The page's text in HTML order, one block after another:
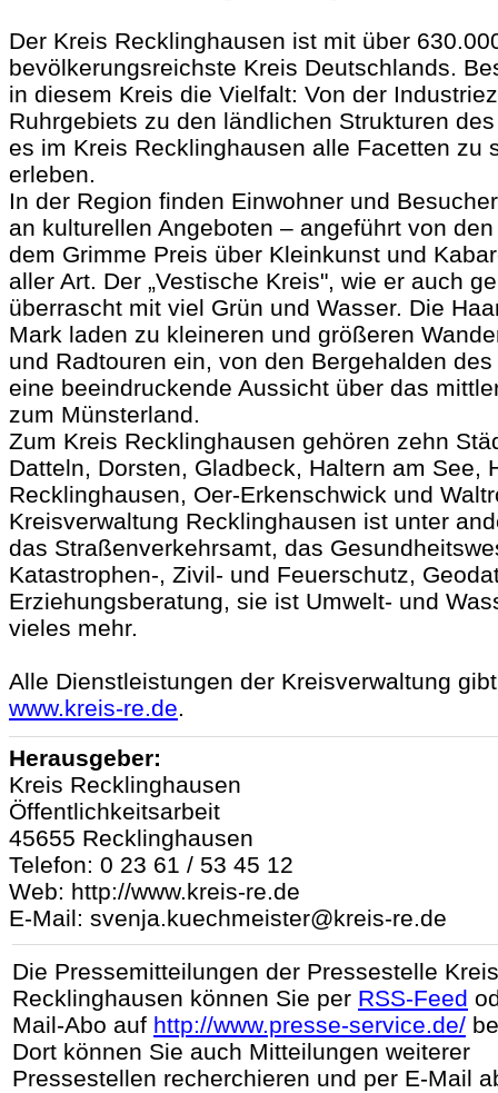
Der Kreis Recklinghausen ist mit über
bevölkerungsreichste Kreis Deutschlands.
in diesem Kreis die Vielfalt: Von der
Ruhrgebiets zu den ländlichen Strukturen
es im Kreis Recklinghausen alle Facetten zu
erleben.
In der Region finden Einwohner und
an kulturellen Angeboten – angeführt von
dem Grimme Preis über Kleinkunst und
aller Art. Der „Vestische Kreis", wie er auch
überrascht mit viel Grün und Wasser. Die
Mark laden zu kleineren und größeren
und Radtouren ein, von den Bergehalden
eine beeindruckende Aussicht über das
zum Münsterland.
Zum Kreis Recklinghausen gehören zehn
Datteln, Dorsten, Gladbeck, Haltern am See,
Recklinghausen, Oer-Erkenschwick und
Kreisverwaltung Recklinghausen ist unter
das Straßenverkehrsamt, das
Katastrophen-, Zivil- und Feuerschutz,
Erziehungsberatung, sie ist Umwelt- und
vieles mehr.
Alle Dienstleistungen der Kreisverwaltung
www.kreis-re.de.
Herausgeber:
Kreis Recklinghausen
Öffentlichkeitsarbeit
45655 Recklinghausen
Telefon: 0 23 61 / 53 45 12
Web: http://www.kreis-re.de
E-Mail: svenja.kuechmeister@kreis-re.de
Die Pressemitteilungen der Pressestelle Kreis
Recklinghausen können Sie per RSS-Feed
Mail-Abo auf http://www.presse-service.de/
Dort können Sie auch Mitteilungen weiterer
Pressestellen recherchieren und per E-Mail